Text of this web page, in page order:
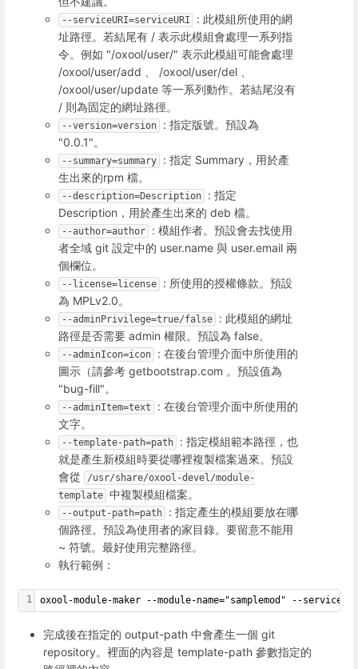
--serviceURI=serviceURI
: 此模組所使用的網
址路徑。若結尾有 / 表示此模組會處理一系列指
令。例如 "/oxool/user/" 表示此模組可能會處理
/oxool/user/add 、 /oxool/user/del 、
/oxool/user/update 等一系列動作。若結尾沒有
/ 則為固定的網址路徑。
--version=version
: 指定版號。預設為
"0.0.1"。
--summary=summary
: 指定 Summary，用於產
生出來的rpm 檔。
--description=Description
: 指定
Description，用於產生出來的 deb 檔。
--author=author
: 模組作者。預設會去找使用
者全域 git 設定中的 user.name 與 user.email 兩
個欄位。
--license=license
: 所使用的授權條款。預設
為 MPLv2.0。
--adminPrivilege=true/false
: 此模組的網址
路徑是否需要 admin 權限。預設為 false。
--adminIcon=icon
: 在後台管理介面中所使用的
圖示（請參考 getbootstrap.com 。預設值為
"bug-fill"。
--adminItem=text
: 在後台管理介面中所使用的
文字。
--template-path=path
: 指定模組範本路徑，也
就是產生新模組時要從哪裡複製檔案過來。預設
會從
/usr/share/oxool-devel/module-
template 中複製模組檔案。
--output-path=path
: 指定產生的模組要放在哪
個路徑。預設為使用者的家目錄。要留意不能用
~ 符號。最好使用完整路徑。
執行範例：
1 oxool-module-maker --module-name="samplemod" --
完成後在指定的 output-path 中會產生一個 git
repository。裡面的內容是 template-path 參數指定的